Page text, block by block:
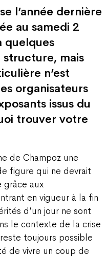
l’année dernière
au samedi 2
quelques
structure, mais
n’est
organisateurs
issus du
trouver votre
de Champoz une
figure qui ne devrait
grâce aux
en vigueur à la fin
d’un jour ne sont
le contexte de la crise
toujours possible
de vivre un coup de